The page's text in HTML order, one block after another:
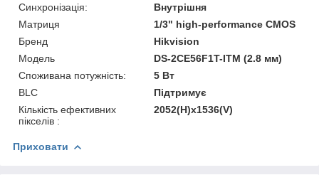
Синхронізація:
Внутрішня
Матриця
1/3" high-performance CMOS
Бренд
Hikvision
Модель
DS-2CE56F1T-ITM (2.8 мм)
Споживана потужність:
5 Вт
BLC
Підтримує
Кількість ефективних
пікселів :
2052(H)х1536(V)
Приховати